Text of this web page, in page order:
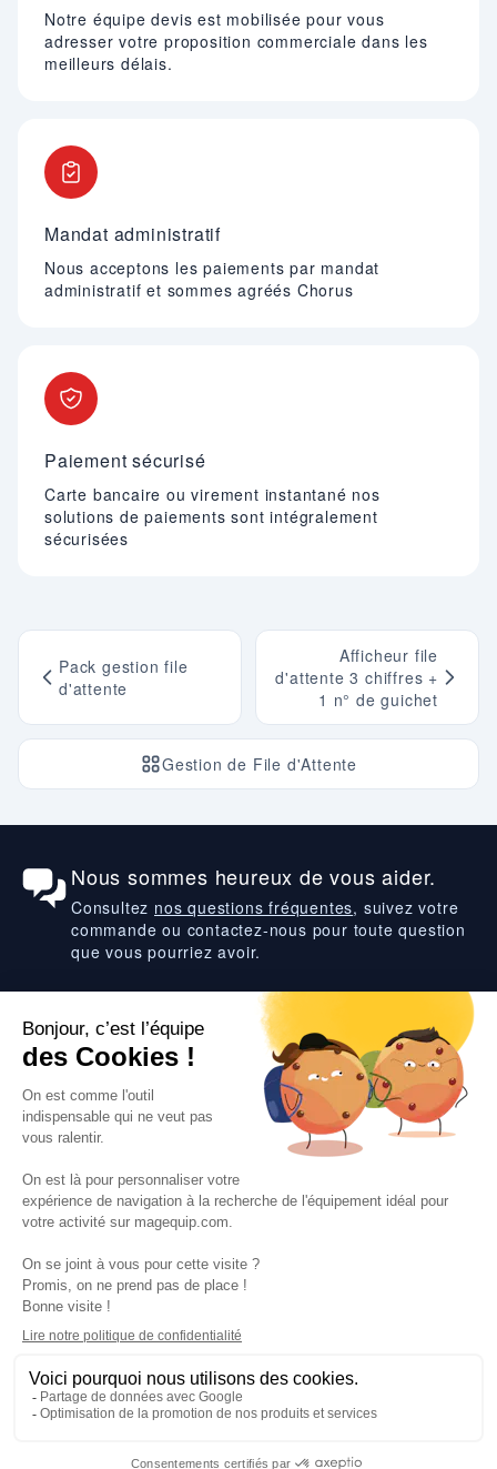
Notre équipe devis est mobilisée pour vous
adresser votre proposition commerciale dans les
meilleurs délais.
Mandat administratif
Nous acceptons les paiements par mandat
administratif et sommes agréés Chorus
Paiement sécurisé
Carte bancaire ou virement instantané nos
solutions de paiements sont intégralement
sécurisées
Pack gestion file
d'attente
Gestion de File d'Attente
Afficheur file
d'attente 3 chiffres +
1 n° de guichet
Nous sommes heureux de vous aider.
Consultez nos questions fréquentes, suivez votre
commande ou contactez-nous pour toute question
que vous pourriez avoir.
Suivez-nous
VOS SERVICES
VOS DEMANDES
NOTRE SOCIETE
CGV Données personnelles Prix euro HT
Nos partenaires·Guides et conseils